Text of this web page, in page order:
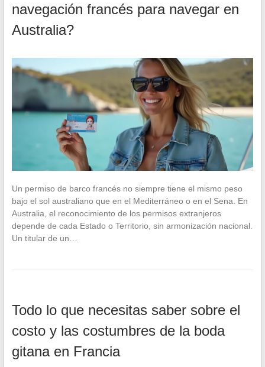
navegación francés para navegar en
Australia?
Un permiso de barco francés no siempre tiene el mismo peso
bajo el sol australiano que en el Mediterráneo o en el Sena. En
Australia, el reconocimiento de los permisos extranjeros
depende de cada Estado o Territorio, sin armonización nacional.
Un titular de un…
Todo lo que necesitas saber sobre el
costo y las costumbres de la boda
gitana en Francia